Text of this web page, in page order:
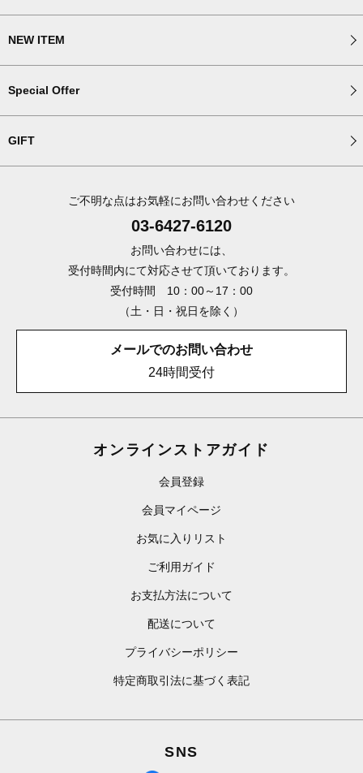
NEW ITEM
Special Offer
GIFT
ご不明な点はお気軽にお問い合わせください
03-6427-6120
お問い合わせには、
受付時間内にて対応させて頂いております。
受付時間 10：00～17：00
（土・日・祝日を除く）
メールでのお問い合わせ
24時間受付
オンラインストアガイド
会員登録
会員マイページ
お気に入りリスト
ご利用ガイド
お支払方法について
配送について
プライバシーポリシー
特定商取引法に基づく表記
SNS